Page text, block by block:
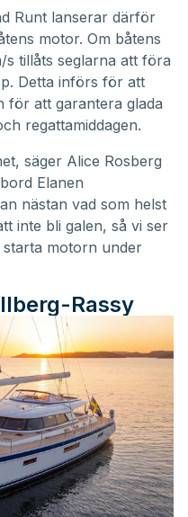
Runt lanserar därför
motor. Om båtens
s tillåts seglarna att föra
Detta införs för att
för att garantera glada
regattamiddagen.
säger Alice Rosberg
Elanen
nästan vad som helst
inte bli galen, så vi ser
motorn under
Rassy